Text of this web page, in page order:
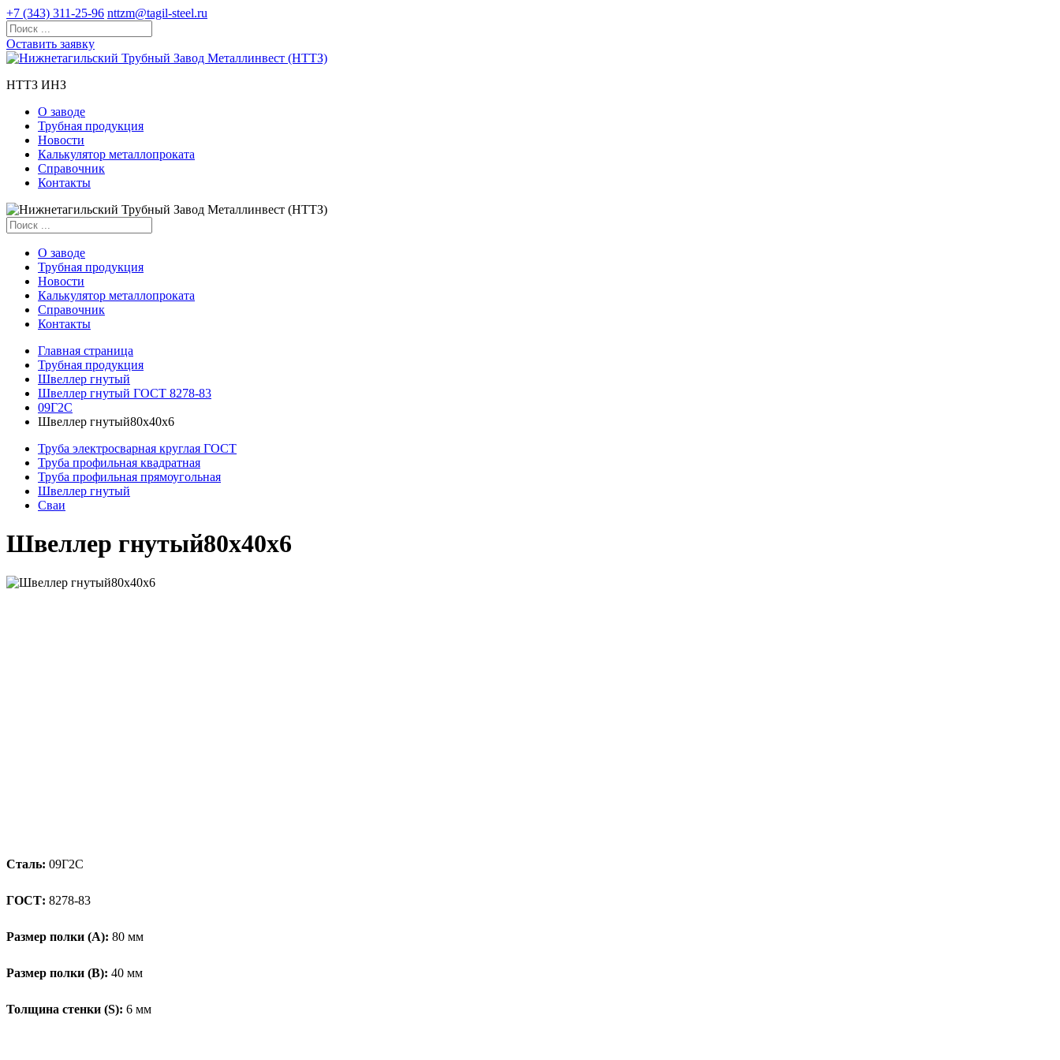
+7 (343) 311-25-96 nttzm@tagil-steel.ru
Оставить заявку
НТТЗ ИНЗ
О заводе
Трубная продукция
Новости
Калькулятор металлопроката
Справочник
Контакты
О заводе
Трубная продукция
Новости
Калькулятор металлопроката
Справочник
Контакты
Главная страница
Трубная продукция
Швеллер гнутый
Швеллер гнутый ГОСТ 8278-83
09Г2С
Швеллер гнутый80х40х6
Труба электросварная круглая ГОСТ
Труба профильная квадратная
Труба профильная прямоугольная
Швеллер гнутый
Сваи
Швеллер гнутый80х40х6
Сталь: 09Г2С
ГОСТ: 8278-83
Размер полки (А): 80 мм
Размер полки (В): 40 мм
Толщина стенки (S): 6 мм